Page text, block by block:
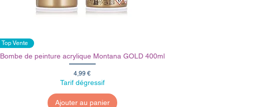
Top Vente
Bombe de peinture acrylique Montana GOLD 400ml
Prix
4,99 €
Tarif dégressif
Ajouter au panier